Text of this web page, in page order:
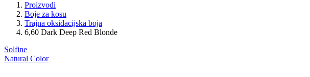
Proizvodi
Boje za kosu
Trajna oksidacijska boja
6,60 Dark Deep Red Blonde
Solfine
Natural Color